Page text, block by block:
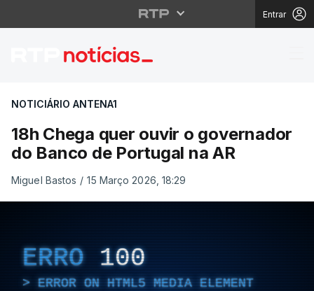
Entrar
18h Chega quer ouvir
NOTICIÁRIO ANTENA1
18h Chega quer ouvir o governador
do Banco de Portugal na AR
Miguel Bastos / 15 Março 2026, 18:29
ERRO 100
ERROR ON HTML5 MEDIA ELEMENT